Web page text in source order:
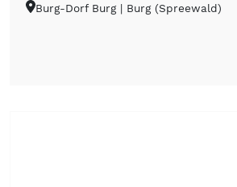
Burg-Dorf Burg | Burg (Spreewald)